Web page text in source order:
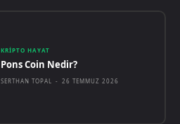
KRIPTO HAYAT
Pons Coin Nedir?
SERTHAN TOPAL - 26 TEMMUZ 2026